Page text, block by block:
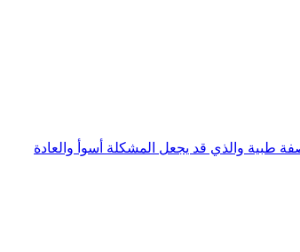
طبية والذي قد يجعل المشكلة أسوأ والعادة